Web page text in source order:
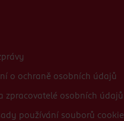
o ochraně osobních údajů
zpracovatelé osobních údajů
používání souborů cookie